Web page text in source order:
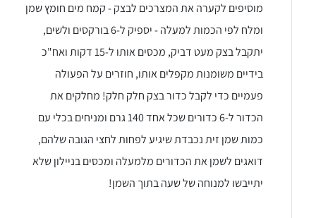
מוסיפים לקערה את המצרכים לבצק - קמח מים חומץ שמן
ומלח לפי הכמות למעלה - יספיק ל-6 בורקסים ולשים,
יתקבל בצק מעט דביק, מכסים אותו ל-15 דקות ואח"כ
בידיים משומנות מקפלים אותו, חוזרים על הפעולה
פעמיים כדי לקבל כדור בצק חלק חלק! מחלקים את
הכדור ל-6 כדורים שכל אחד 140 גרם ומניחים בכלי עם
כמות שמן זית נכבדת שיגיע לפחות לחצי הגובה שלהם,
דואגים לשמן את הכדורים מלמעלה ומכסים בניילון שלא
יתייבשו למנוחה של שעה בתוך השמן!